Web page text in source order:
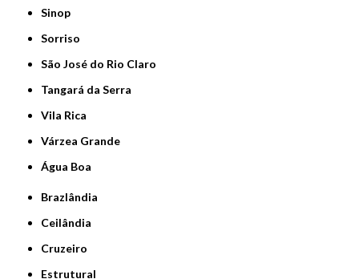
Sinop
Sorriso
São José do Rio Claro
Tangará da Serra
Vila Rica
Várzea Grande
Água Boa
Brazlândia
Ceilândia
Cruzeiro
Estrutural